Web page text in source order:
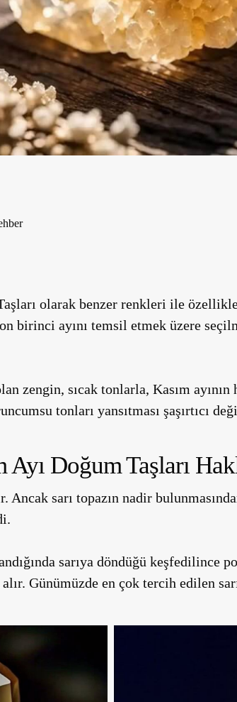
olarak benzer renkleri ile
birinci ayını temsil etmek üzere
zengin, sıcak tonlarla, Kasım ayının
tonları yansıtması şaşırtıcı
Ayı Doğum Taşları
Ancak sarı topazın nadir
sarıya döndüğü keşfedilince
alır. Günümüzde en çok tercih edilen